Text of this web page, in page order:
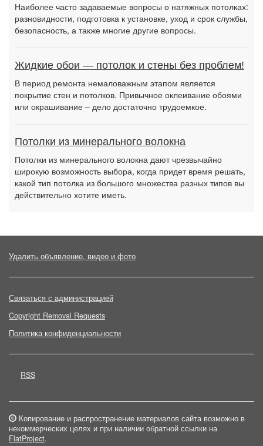
Наиболее часто задаваемые вопросы о натяжных потолках:
разновидности, подготовка к установке, уход и срок службы,
безопасность, а также многие другие вопросы.
Жидкие обои — потолок и стены без проблем!
В период ремонта немаловажным этапом является
покрытие стен и потолков. Привычное оклеивание обоями
или окрашивание – дело достаточно трудоемкое.
Потолки из минерального волокна
Потолки из минерального волокна дают чрезвычайно
широкую возможность выбора, когда придет время решать,
какой тип потолка из большого множества разных типов вы
действительно хотите иметь.
Удалить объявление, видео и фото
Связаться с администрацией
Copyright Removal Requests
Политика конфиденциальности
RSS
Копирование и распространение материалов сайта возможно в
некоммерческих целях и при наличии обратной ссылки на
FlatProject.